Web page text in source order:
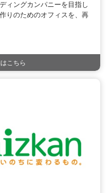
ィングカンパニーを目指し
りのためのオフィスを、再
こちら